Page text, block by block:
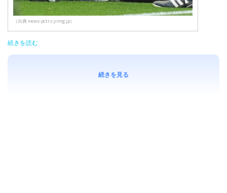
（出典 news-pctr.c.yimg.jp）
続きを読む
続きを見る